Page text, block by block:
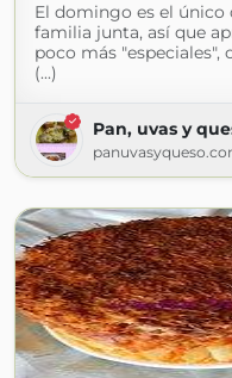
El domingo es el
familia junta, así que
poco más "especiales",
(...)
Pan, uvas y